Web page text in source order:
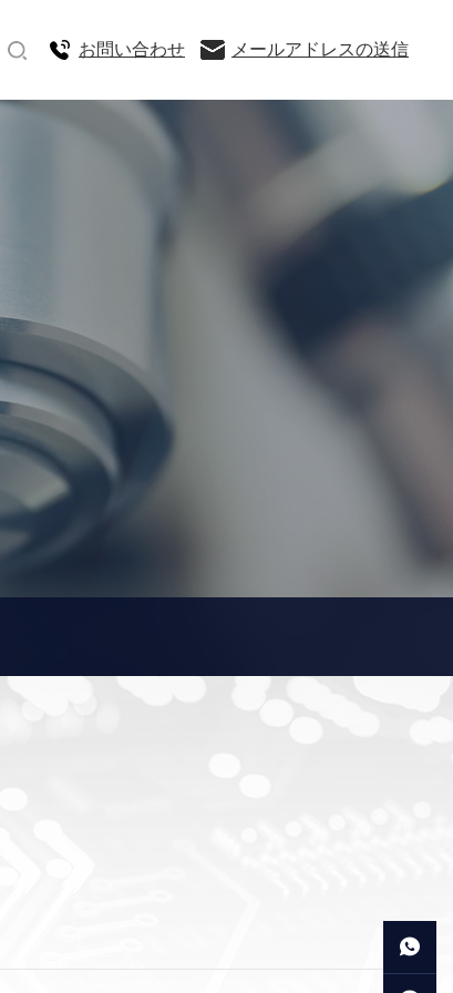
お問い合わせ メールアドレスの送信